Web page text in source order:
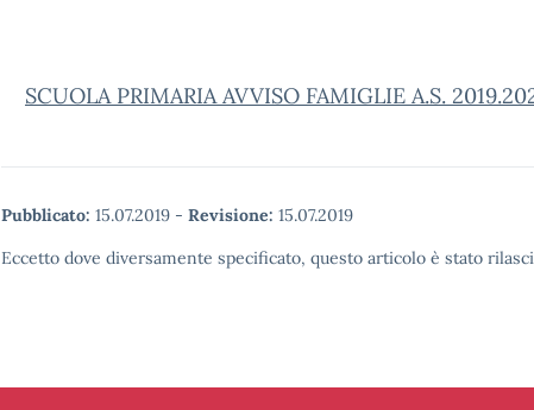
SCUOLA PRIMARIA AVVISO FAMIGLIE A.S.
Pubblicato: 15.07.2019 - Revisione: 15.07.2019
Eccetto dove diversamente specificato, questo articolo è stato